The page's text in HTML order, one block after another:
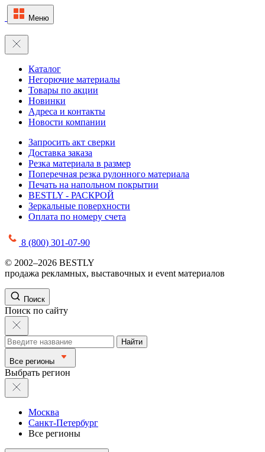
Меню
Каталог
Негорючие материалы
Товары по акции
Новинки
Адреса и контакты
Новости компании
Запросить акт сверки
Доставка заказа
Резка материала в размер
Поперечная резка рулонного материала
Печать на напольном покрытии
BESTLY - РАСКРОЙ
Зеркальные поверхности
Оплата по номеру счета
8 (800) 301-07-90
© 2002–2026 BESTLY
продажа рекламных, выставочных и event материалов
Поиск
Поиск по сайту
Найти
Все регионы
Выбрать регион
Москва
Санкт-Петербург
Все регионы